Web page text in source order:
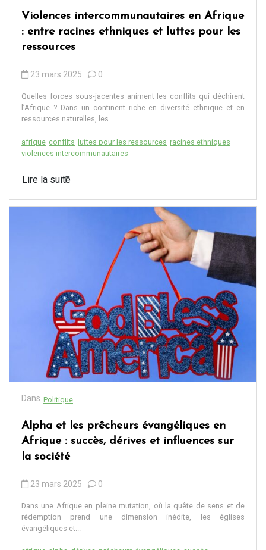
Violences intercommunautaires en Afrique
: entre racines ethniques et luttes pour les
ressources
23 mars 2025 0
Quelles forces sous-jacentes animent les conflits qui déchirent
l’Afrique ? Dans un continent riche en diversité ethnique et en
ressources naturelles, les...
afrique conflits luttes pour les ressources racines ethniques
violences intercommunautaires
Lire la suite
Dans Politique
Alpha et les prêcheurs évangéliques en
Afrique : succès, dérives et influences sur
la société
23 mars 2025 0
Dans une Afrique en pleine mutation, où la quête de sens et de
rédemption prend une dimension inédite, les églises
évangéliques et...